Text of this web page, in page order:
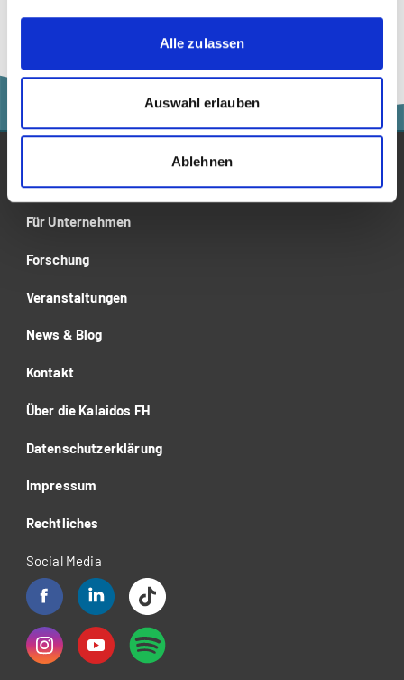
Alle zulassen
Auswahl erlauben
Ablehnen
Studium
Für Unternehmen
Forschung
Veranstaltungen
News & Blog
Kontakt
Über die Kalaidos FH
Datenschutzerklärung
Impressum
Rechtliches
Social Media